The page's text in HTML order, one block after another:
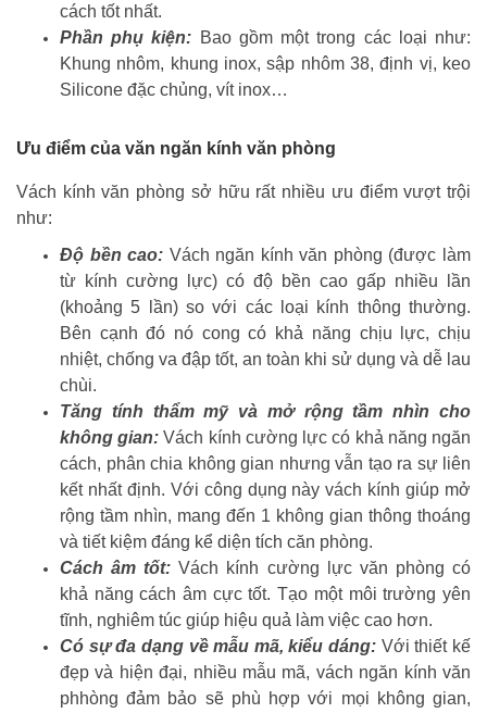
cách tốt nhất.
Phần phụ kiện: Bao gồm một trong các loại như:
Khung nhôm, khung inox, sập nhôm 38, định vị, keo
Silicone đặc chủng, vít inox…
Ưu điểm của văn ngăn kính văn phòng
Vách kính văn phòng sở hữu rất nhiều ưu điểm vượt trội
như:
Độ bền cao: Vách ngăn kính văn phòng (được làm
từ kính cường lực) có độ bền cao gấp nhiều lần
(khoảng 5 lần) so với các loại kính thông thường.
Bên cạnh đó nó cong có khả năng chịu lực, chịu
nhiệt, chống va đập tốt, an toàn khi sử dụng và dễ lau
chùi.
Tăng tính thẩm mỹ và mở rộng tầm nhìn cho
không gian: Vách kính cường lực có khả năng ngăn
cách, phân chia không gian nhưng vẫn tạo ra sự liên
kết nhất định. Với công dụng này vách kính giúp mở
rộng tầm nhìn, mang đến 1 không gian thông thoáng
và tiết kiệm đáng kể diện tích căn phòng.
Cách âm tốt: Vách kính cường lực văn phòng có
khả năng cách âm cực tốt. Tạo một môi trường yên
tĩnh, nghiêm túc giúp hiệu quả làm việc cao hơn.
Có sự đa dạng về mẫu mã, kiểu dáng: Với thiết kế
đẹp và hiện đại, nhiều mẫu mã, vách ngăn kính văn
phhòng đảm bảo sẽ phù hợp với mọi không gian,